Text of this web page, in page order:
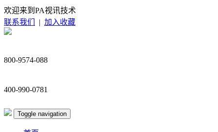
欢迎来到PA视讯技术
联系我们
| 加入收藏
800-9574-088
400-990-0781
Toggle navigation